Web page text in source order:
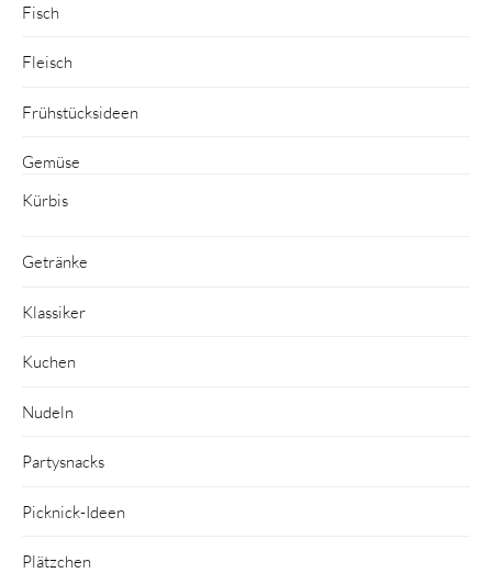
Fisch
Fleisch
Frühstücksideen
Gemüse
Kürbis
Getränke
Klassiker
Kuchen
Nudeln
Partysnacks
Picknick-Ideen
Plätzchen